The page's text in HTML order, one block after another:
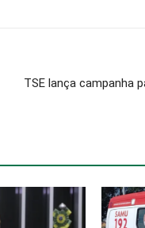
TSE lança campanha